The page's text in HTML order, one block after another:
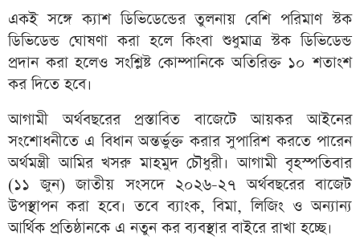
একই সঙ্গে ক্যাশ ডিভিডেন্ডের তুলনায় বেশি পরিমাণ স্টক
ডিভিডেন্ড ঘোষণা করা হলে কিংবা শুধুমাত্র স্টক ডিভিডেন্ড
প্রদান করা হলেও সংশ্লিষ্ট কোম্পানিকে অতিরিক্ত ১০ শতাংশ
কর দিতে হবে।
আগামী অর্থবছরের প্রস্তাবিত বাজেটে আয়কর আইনের
সংশোধনীতে এ বিধান অন্তর্ভুক্ত করার সুপারিশ করতে পারেন
অর্থমন্ত্রী আমির খসরু মাহমুদ চৌধুরী। আগামী বৃহস্পতিবার
(১১ জুন) জাতীয় সংসদে ২০২৬-২৭ অর্থবছরের বাজেট
উপস্থাপন করা হবে। তবে ব্যাংক, বিমা, লিজিং ও অন্যান্য
আর্থিক প্রতিষ্ঠানকে এ নতুন কর ব্যবস্থার বাইরে রাখা হচ্ছে।